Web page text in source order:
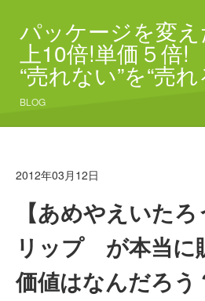
パッケージを変
上10倍!単価５倍!
“売れない”を“売れ
BLOG
2012年03月12日
【あめやえいた
リップ が本当に
価値はなんだろう